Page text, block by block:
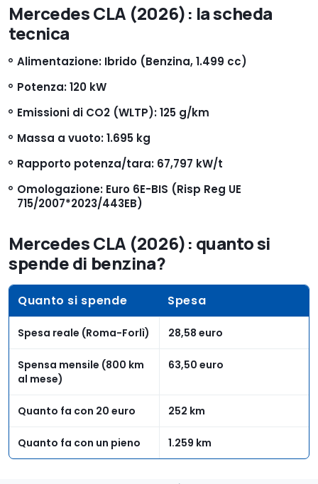
Mercedes CLA (2026): la scheda
tecnica
Alimentazione: Ibrido (Benzina, 1.499 cc)
Potenza: 120 kW
Emissioni di CO2 (WLTP): 125 g/km
Massa a vuoto: 1.695 kg
Rapporto potenza/tara: 67,797 kW/t
Omologazione: Euro 6E-BIS (Risp Reg UE
715/2007*2023/443EB)
Mercedes CLA (2026): quanto si
spende di benzina?
Quanto si spende Spesa
Spesa reale (Roma-Forlì) 28,58 euro
Spensa mensile (800 km
al mese)
63,50 euro
Quanto fa con 20 euro 252 km
Quanto fa con un pieno 1.259 km